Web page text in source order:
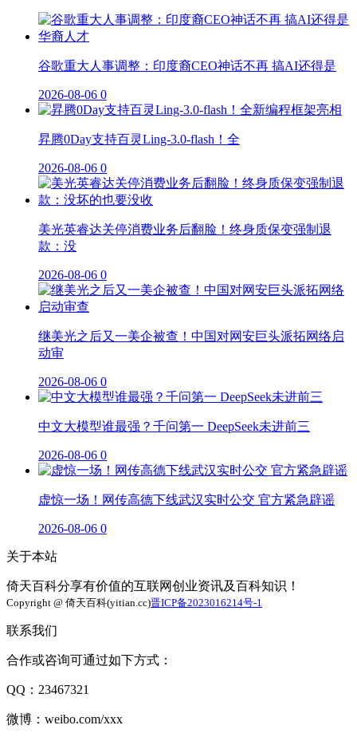
谷歌重大人事调整：印度裔CEO神话不再 搞AI还得是
2026-08-06 0
昇腾0Day支持百灵Ling-3.0-flash！全
2026-08-06 0
美光英睿达关停消费业务后翻脸！终身质保变强制退
款：没
2026-08-06 0
继美光之后又一美企被查！中国对网安巨头派拓网络启
动审
2026-08-06 0
中文大模型谁最强？千问第一 DeepSeek未进前三
2026-08-06 0
虚惊一场！网传高德下线武汉实时公交 官方紧急辟谣
2026-08-06 0
关于本站
倚天百科分享有价值的互联网创业资讯及百科知识！
Copyright @ 倚天百科(yitian.cc)晋ICP备2023016214号-1
联系我们
合作或咨询可通过如下方式：
QQ：23467321
微博：weibo.com/xxx